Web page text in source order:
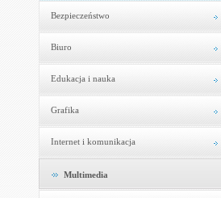
Bezpieczeństwo
Biuro
Edukacja i nauka
Grafika
Internet i komunikacja
Multimedia